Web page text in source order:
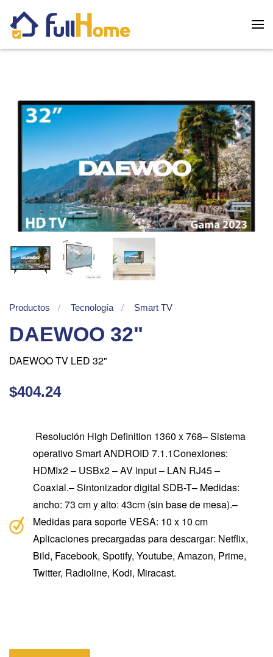
Skip to main content
Productos Tecnología Smart TV
DAEWOO 32"
DAEWOO TV LED 32"
$404.24
Resolución High Definition 1360 x 768– Sistema
operativo Smart ANDROID 7.1.1Conexiones:
HDMIx2 – USBx2 – AV input – LAN RJ45 –
Coaxial.– Sintonizador digital SDB-T– Medidas:
ancho: 73 cm y alto: 43cm (sin base de mesa).–
Medidas para soporte VESA: 10 x 10 cm
Aplicaciones precargadas para descargar: Netflix,
Bild, Facebook, Spotify, Youtube, Amazon, Prime,
Twitter, Radioline, Kodi, Miracast.